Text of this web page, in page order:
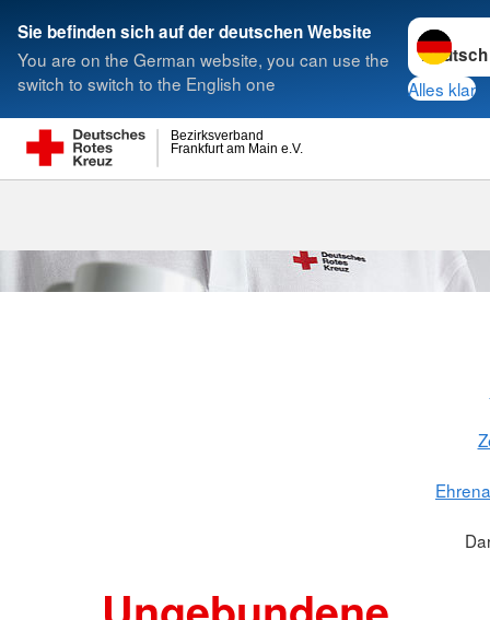
Sie befinden sich auf der deutschen Website
You are on the German website, you can use the
switch to switch to the English one
Sprache
Alles klar
Frankfurt am Main e.V.
Bezirksverband
Suche